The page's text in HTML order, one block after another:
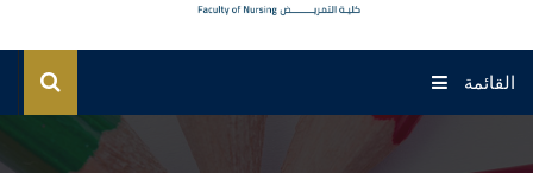
القائمة